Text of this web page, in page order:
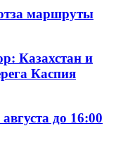
маршруты
Казахстан и
Каспия
до 16:00